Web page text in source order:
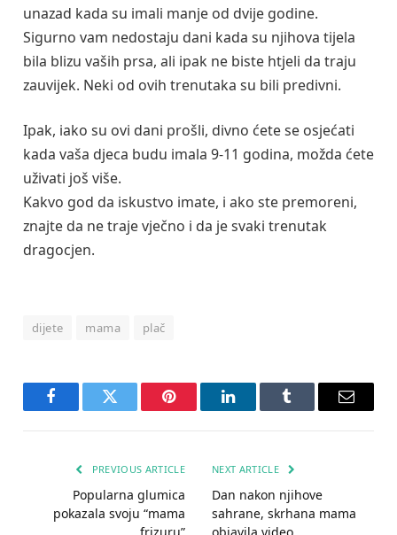
unazad kada su imali manje od dvije godine.
Sigurno vam nedostaju dani kada su njihova tijela
bila blizu vaših prsa, ali ipak ne biste htjeli da traju
zauvijek. Neki od ovih trenutaka su bili predivni.
Ipak, iako su ovi dani prošli, divno ćete se osjećati
kada vaša djeca budu imala 9-11 godina, možda ćete
uživati još više.
Kakvo god da iskustvo imate, i ako ste premoreni,
znajte da ne traje vječno i da je svaki trenutak
dragocjen.
dijete mama plač
FacebookTwitter Pinterest LinkedInTumblr Email
PREVIOUS ARTICLE
Popularna glumica
pokazala svoju “mama
NEXT ARTICLE
Dan nakon njihove
sahrane, skrhana mama